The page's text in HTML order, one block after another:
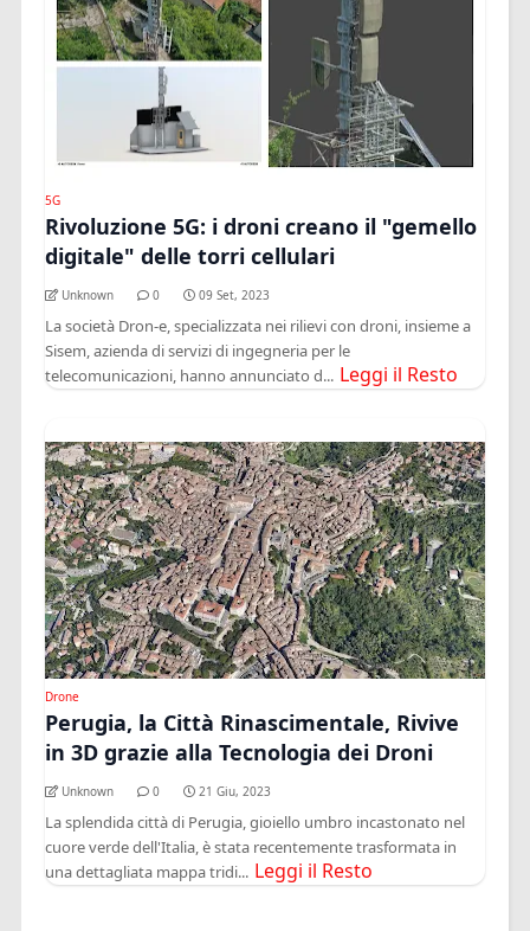
5G
Rivoluzione 5G: i droni creano il "gemello
digitale" delle torri cellulari
Unknown 0 09 Set, 2023
La società Dron-e, specializzata nei rilievi con droni, insieme a
Sisem, azienda di servizi di ingegneria per le
telecomunicazioni, hanno annunciato d... Leggi il Resto
Drone
Perugia, la Città Rinascimentale, Rivive
in 3D grazie alla Tecnologia dei Droni
Unknown 0 21 Giu, 2023
La splendida città di Perugia, gioiello umbro incastonato nel
cuore verde dell'Italia, è stata recentemente trasformata in
una dettagliata mappa tridi... Leggi il Resto